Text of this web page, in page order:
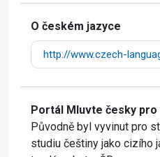
O českém jazyce
http://www.czech-
Portál Mluvte česky pro
Původně byl vyvinut pro
studiu češtiny jako cizího